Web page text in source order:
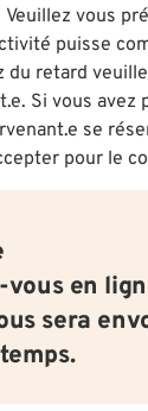
Veuillez vous
puisse
du retard
Si vous avez
se
pour le
vous en
sera